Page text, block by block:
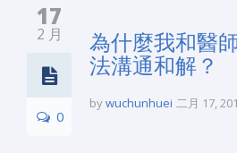
17
2 月
0
為什麼我和醫
法溝通和解？
bywuchunhuei 二月 17,